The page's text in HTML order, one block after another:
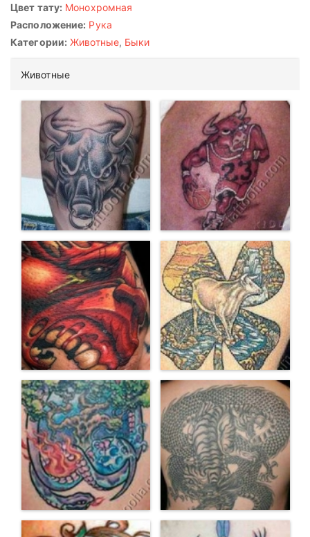
Цвет тату: Монохромная
Расположение: Рука
Категории: Животные, Быки
Животные